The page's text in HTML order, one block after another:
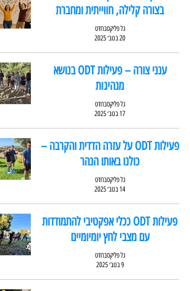
בצורה קלילה, חווייתית ומחברת
גל פליקסברודט
20 בנוב׳ 2025
ענני צורה – פעילות ODT בנושא
מנהיגות
גל פליקסברודט
17 בנוב׳ 2025
פעילות ODT על עזרה הדדית והקרבה –
כולנו באותו הנהר
גל פליקסברודט
14 בנוב׳ 2025
פעילות ODT ככלי אפקטיבי להתמודדות
עם מצבי לחץ יומיומיים
גל פליקסברודט
9 בנוב׳ 2025